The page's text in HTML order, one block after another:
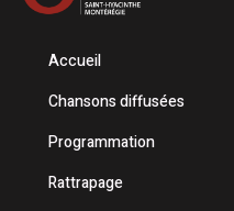
Accueil
Chansons diffusées
Programmation
Rattrapage